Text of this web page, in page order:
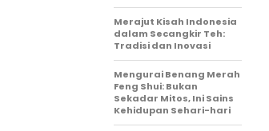
Merajut Kisah Indonesia
dalam Secangkir Teh:
Tradisi dan Inovasi
Mengurai Benang Merah
Feng Shui: Bukan
Sekadar Mitos, Ini Sains
Kehidupan Sehari-hari